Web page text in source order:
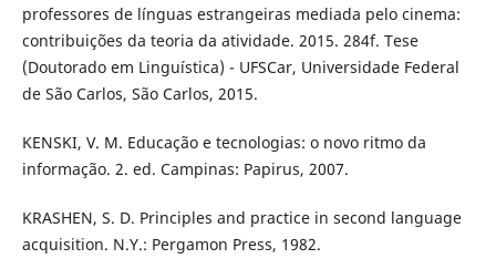
professores de línguas estrangeiras mediada pelo cinema:
contribuições da teoria da atividade. 2015. 284f. Tese
(Doutorado em Linguística) - UFSCar, Universidade Federal
de São Carlos, São Carlos, 2015.
KENSKI, V. M. Educação e tecnologias: o novo ritmo da
informação. 2. ed. Campinas: Papirus, 2007.
KRASHEN, S. D. Principles and practice in second language
acquisition. N.Y.: Pergamon Press, 1982.